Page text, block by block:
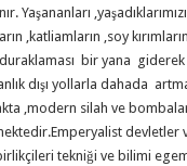
Yaşananları
,katliamların ,soy
bir yana
dışı yollarla dahada
,modern silah ve
devletler
tekniği ve bilimi